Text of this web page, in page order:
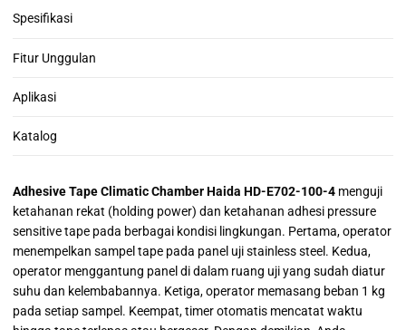
Spesifikasi
Fitur Unggulan
Aplikasi
Katalog
Adhesive Tape Climatic Chamber Haida HD-E702-100-4 menguji
ketahanan rekat (holding power) dan ketahanan adhesi pressure
sensitive tape pada berbagai kondisi lingkungan. Pertama, operator
menempelkan sampel tape pada panel uji stainless steel. Kedua,
operator menggantung panel di dalam ruang uji yang sudah diatur
suhu dan kelembabannya. Ketiga, operator memasang beban 1 kg
pada setiap sampel. Keempat, timer otomatis mencatat waktu